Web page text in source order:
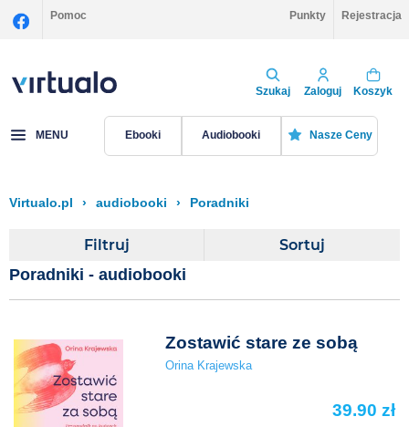
Pomoc Punkty Rejestracja
Szukaj Zaloguj Koszyk
MENU Ebooki Audiobooki Nasze Ceny
Virtualo.pl › audiobooki › Poradniki
Filtruj Sortuj
Poradniki - audiobooki
Zostawić stare ze sobą
Orina Krajewska
39.90 zł